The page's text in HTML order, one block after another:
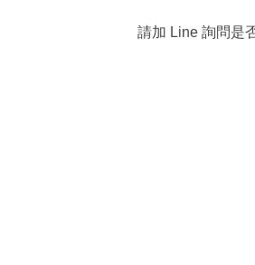
請加 Line 詢問是